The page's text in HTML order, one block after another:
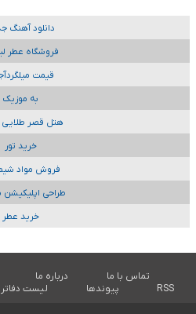
دانلود آهنگ
فروشگاه عطر
قیمت
به موزیک
هتل قصر
خرید تور
فروش مواد
طراحی اپلیکیشن
خرید عطر
تماس با ما درباره ما
RSS
پیوندها لیست دفاتر